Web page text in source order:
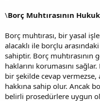
\Borç Muhtırasının
Borç muhtırası, bir yasal
alacaklı ile borçlu
sahiptir. Borç muhtırasının
haklarını korumasını
bir şekilde cevap vermezse,
hakkına sahip olur. Ancak
belirli prosedürlere uygun